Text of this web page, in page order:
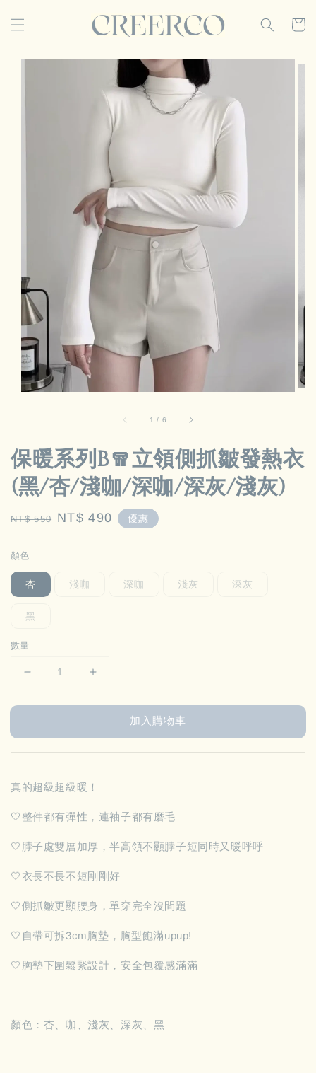
1 / 6
保暖系列B🧣立領側抓皺發熱衣
(黑/杏/淺咖/深咖/深灰/淺灰)
Regular
NT$ 550 Sale
NT$ 490 優惠
顏色
杏 淺咖 深咖 淺灰 深灰
黑
數量
加入購物車
真的超級超級暖！
🤍整件都有彈性，連袖子都有磨毛
🤍脖子處雙層加厚，半高領不顯脖子短同時又暖呼呼
🤍衣長不長不短剛剛好
🤍側抓皺更顯腰身，單穿完全沒問題
🤍自帶可拆3cm胸墊，胸型飽滿upup!
🤍胸墊下圍鬆緊設計，安全包覆感滿滿
顏色：杏、咖、淺灰、深灰、黑